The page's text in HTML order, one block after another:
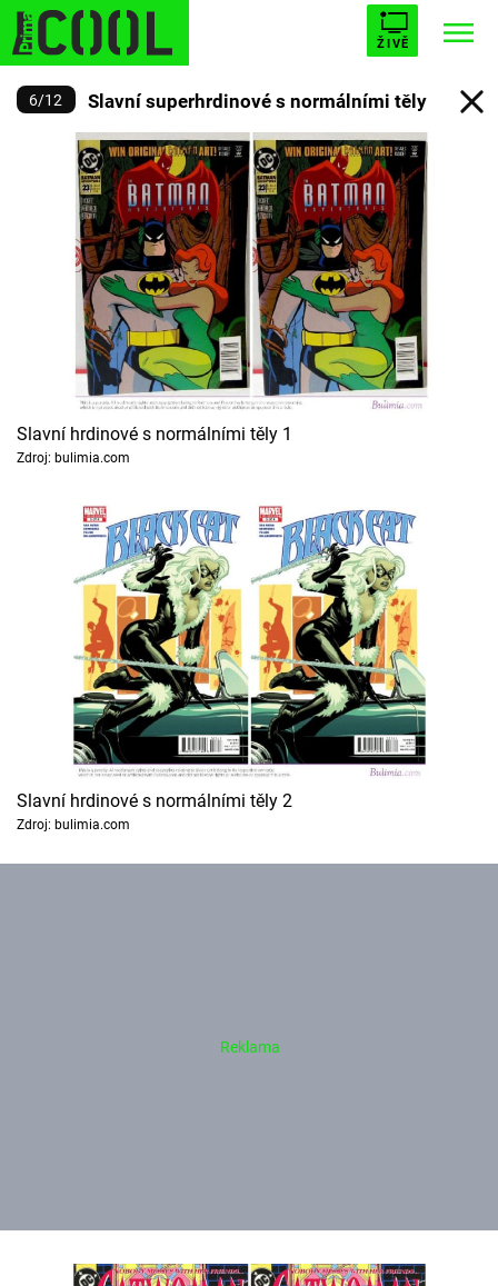
ŽIVĚ
Trendy: STARHOUSE BUFFY, PŘEMOŽITELKA UPÍRŮ
ESCAPE PLNEJ KOTEL AVENGERS 5
Témata
Seriály
Hry
Cool Esport
Pořady
TV Program
Sledujte prima+
Přihlášení
Sledujte nás
6/12 Slavní superhrdinové s normálními těly
Slavní hrdinové s normálními těly 1
Zdroj: bulimia.com
Slavní hrdinové s normálními těly 2
Zdroj: bulimia.com